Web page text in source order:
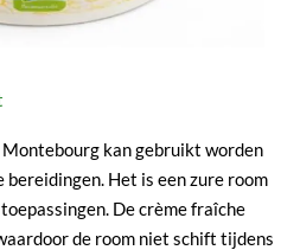
kan gebruikt worden
Het is een zure room
De crème fraîche
de room niet schift tijdens